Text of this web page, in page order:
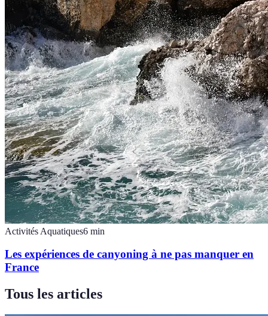
Activités Aquatiques6 min
Les expériences de canyoning à ne pas manquer en
France
Tous les articles